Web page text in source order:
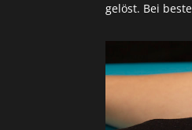
gelöst. Bei